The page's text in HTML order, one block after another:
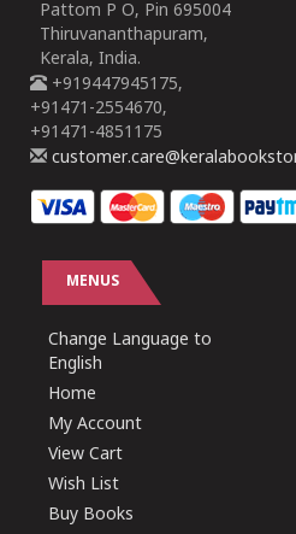
Pattom P O, Pin 695004
Thiruvananthapuram,
Kerala, India.
+919447945175,
+91471-2554670,
+91471-4851175
MENUS
Change Language to
English
Home
My Account
View Cart
Wish List
Buy Books